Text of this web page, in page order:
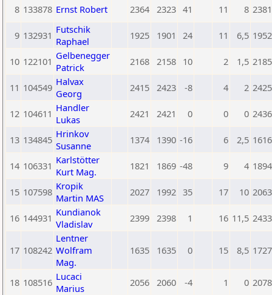
8 133878 Ernst Robert 2364 2323 41 11 8 2381
9 132931 Futschik
Raphael
1925 1901 24 11 6,5 1952
10 122101 Gelbenegger
Patrick
2168 2158 10 2 1,5 2185
11 104549 Halvax
Georg
2415 2423 -8 4 2 2425
12 104611 Handler
Lukas
2421 2421 0 0 0 2436
13 134845 Hrinkov
Susanne
1374 1390 -16 6 2,5 1616
14 106331 Karlstötter
Kurt Mag.
1821 1869 -48 9 4 1894
15 107598 Kropik
Martin MAS
2027 1992 35 17 10 2063
16 144931 Kundianok
Vladislav
2399 2398 1 16 11,5 2433
17 108242
Lentner
Wolfram
Mag.
1635 1635 0 15 8,5 1727
18 108516 Lucaci
Marius
2056 2060 -4 1 0 2078